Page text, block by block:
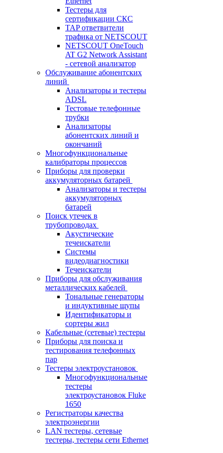
Тестеры для
сертификации СКС
TAP ответвители
трафика от NETSCOUT
NETSCOUT OneTouch
AT G2 Network Assistant
- сетевой анализатор
Обслуживание абонентских
линий
Анализаторы и тестеры
ADSL
Тестовые телефонные
трубки
Анализаторы
абонентских линий и
окончаний
Многофункциональные
калибраторы процессов
Приборы для проверки
аккумуляторных батарей
Анализаторы и тестеры
аккумуляторных
батарей
Поиск утечек в
трубопроводах
Акустические
течеискатели
Системы
видеодиагностики
Течеискатели
Приборы для обслуживания
металлических кабелей
Тональные генераторы
и индуктивные щупы
Идентификаторы и
сортеры жил
Кабельные (сетевые) тестеры
Приборы для поиска и
тестирования телефонных
пар
Тестеры электроустановок
Многофункциональные
тестеры
электроустановок Fluke
1650
Регистраторы качества
электроэнергии
LAN тестеры, сетевые
тестеры, тестеры сети Ethernet